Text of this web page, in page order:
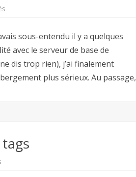
devient
…
BPM
Bulletin
!!
sous-entendu il y a quelques
avec le serveur de base de
dis trop rien), j’ai finalement
plus sérieux. Au passage,